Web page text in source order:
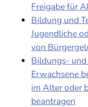
Freigabe für
Bildung und
Jugendliche
von
Bildungs-
Erwachsene
im Alter oder
beantragen